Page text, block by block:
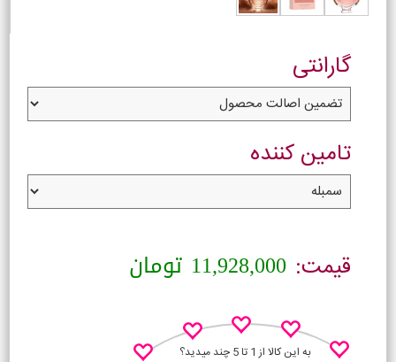
گارانتی
تامین کننده
قیمت: 11,928,000 تومان
به این کالا از 1 تا 5 چند میدید؟